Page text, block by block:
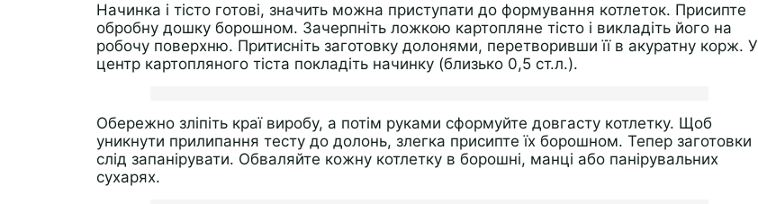
Начинка і тісто готові, значить можна приступати до формування котлеток. Присипте
обробну дошку борошном. Зачерпніть ложкою картопляне тісто і викладіть його на
робочу поверхню. Притисніть заготовку долонями, перетворивши її в акуратну корж. У
центр картопляного тіста покладіть начинку (близько 0,5 ст.л.).
Обережно зліпіть краї виробу, а потім руками сформуйте довгасту котлетку. Щоб
уникнути прилипання тесту до долонь, злегка присипте їх борошном. Тепер заготовки
слід запанірувати. Обваляйте кожну котлетку в борошні, манці або панірувальних
сухарях.